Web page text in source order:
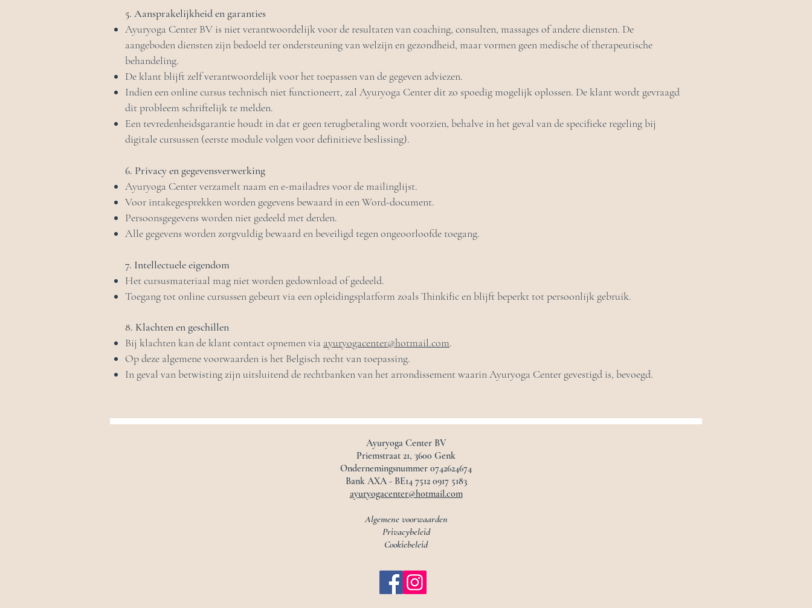
5. Aansprakelijkheid en garanties
Ayuryoga Center BV is niet verantwoordelijk voor de resultaten van coaching, consulten, massages of andere diensten. De
aangeboden diensten zijn bedoeld ter ondersteuning van welzijn en gezondheid, maar vormen geen medische of therapeutische
behandeling.
De klant blijft zelf verantwoordelijk voor het toepassen van de gegeven adviezen.
Indien een online cursus technisch niet functioneert, zal Ayuryoga Center dit zo spoedig mogelijk oplossen. De klant wordt gevraagd
dit probleem schriftelijk te melden.
Een tevredenheidsgarantie houdt in dat er geen terugbetaling wordt voorzien, behalve in het geval van de specifieke regeling bij
digitale cursussen (eerste module volgen voor definitieve beslissing).
6. Privacy en gegevensverwerking
Ayuryoga Center verzamelt naam en e-mailadres voor de mailinglijst.
Voor intakegesprekken worden gegevens bewaard in een Word-document.
Persoonsgegevens worden niet gedeeld met derden.
Alle gegevens worden zorgvuldig bewaard en beveiligd tegen ongeoorloofde toegang.
7. Intellectuele eigendom
Het cursusmateriaal mag niet worden gedownload of gedeeld.
Toegang tot online cursussen gebeurt via een opleidingsplatform zoals Thinkific en blijft beperkt tot persoonlijk gebruik.
8. Klachten en geschillen
Bij klachten kan de klant contact opnemen via ayuryogacenter@hotmail.com.
Op deze algemene voorwaarden is het Belgisch recht van toepassing.
In geval van betwisting zijn uitsluitend de rechtbanken van het arrondissement waarin Ayuryoga Center gevestigd is, bevoegd.
Ayuryoga Center BV
Priemstraat 21, 3600 Genk
Ondernemingsnummer 0742624674
Bank AXA - BE14 7512 0917 5183
ayuryogacenter@hotmail.com
Algemene voorwaarden
Privacybeleid
Cookiebeleid